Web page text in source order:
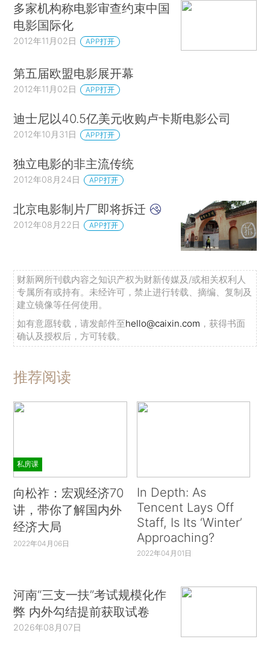
多家机构称电影审查约束中国
电影国际化
2012年11月02日 APP打开
第五届欧盟电影展开幕
2012年11月02日 APP打开
迪士尼以40.5亿美元收购卢卡斯电影公司
2012年10月31日 APP打开
独立电影的非主流传统
2012年08月24日 APP打开
北京电影制片厂即将拆迁
2012年08月22日 APP打开
财新网所刊载内容之知识产权为财新传媒及/或相关权利人
专属所有或持有。未经许可，禁止进行转载、摘编、复制及
建立镜像等任何使用。
如有意愿转载，请发邮件至hello@caixin.com ，获得书面
确认及授权后，方可转载。
推荐阅读
私房课
向松祚：宏观经济70
讲，带你了解国内外
经济大局
2022年04月06日
In Depth: As
Tencent Lays Off
Staff, Is Its ‘Winter’
Approaching?
2022年04月01日
河南“三支一扶”考试规模化作
弊 内外勾结提前获取试卷
2026年08月07日